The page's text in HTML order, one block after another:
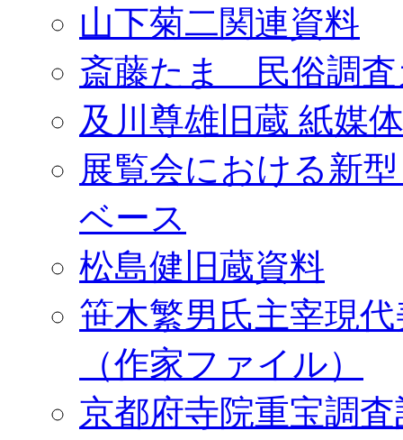
山下菊二関連資料
斎藤たま 民俗調査
及川尊雄旧蔵 紙媒
展覧会における新
ベース
松島健旧蔵資料
笹木繁男氏主宰現
（作家ファイル）
京都府寺院重宝調